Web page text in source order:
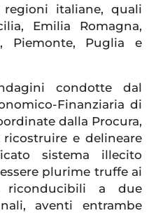
italiane, quali
Emilia Romagna,
Piemonte, Puglia e
condotte dal
Finanziaria di
dalla Procura,
e delineare
sistema illecito
plurime truffe ai
riconducibili a due
aventi entrambe